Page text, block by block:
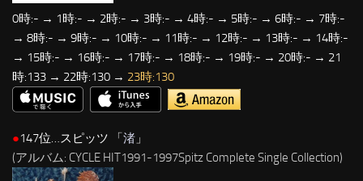
0時:- → 1時:- → 2時:- → 3時:- → 4時:- → 5時:- → 6時:- → 7時:-
→ 8時:- → 9時:- → 10時:- → 11時:- → 12時:- → 13時:- → 14時:-
→ 15時:- → 16時:- → 17時:- → 18時:- → 19時:- → 20時:- → 21
時:133 → 22時:130 → 23時:130
●147位…スピッツ 「渚 」
(アルバム: CYCLE HIT1991-1997Spitz Complete Single Collection)